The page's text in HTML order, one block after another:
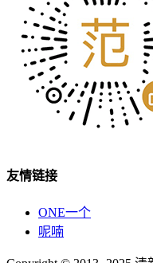
友情链接
ONE一个
呢喃